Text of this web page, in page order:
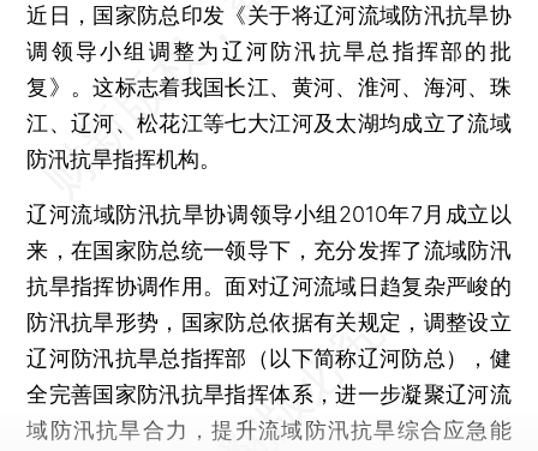
近日，国家防总印发《关于将辽河流域防汛抗旱协
调领导小组调整为辽河防汛抗旱总指挥部的批
复》。这标志着我国长江、黄河、淮河、海河、珠
江、辽河、松花江等七大江河及太湖均成立了流域
防汛抗旱指挥机构。
辽河流域防汛抗旱协调领导小组2010年7月成立以
来，在国家防总统一领导下，充分发挥了流域防汛
抗旱指挥协调作用。面对辽河流域日趋复杂严峻的
防汛抗旱形势，国家防总依据有关规定，调整设立
辽河防汛抗旱总指挥部（以下简称辽河防总），健
全完善国家防汛抗旱指挥体系，进一步凝聚辽河流
域防汛抗旱合力，提升流域防汛抗旱综合应急能